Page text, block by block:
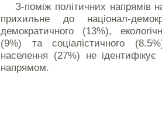
З-поміж політичних напрямів
прихильне до націо­нал-­
демократичного (13%),
(9%) та соціалістичного
населення (27%) не
напрямом.